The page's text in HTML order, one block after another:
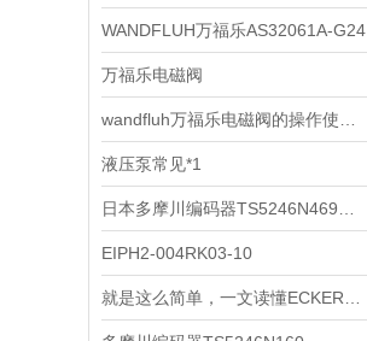
WANDFLUH万福乐AS32061A-G24
万福乐电磁阀
液压泵常见*1
EIPH2-004RK03-10